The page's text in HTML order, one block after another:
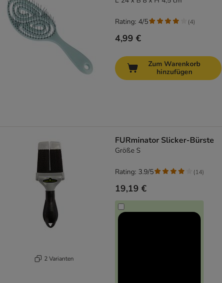
4,99 €
Rating: 4/5 (4)
Zum Warenkorb
hinzufügen
2 Varianten
FURminator Slicker-Bürste
Größe S
19,19 €
Rating: 3.9/5 (14)